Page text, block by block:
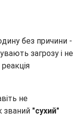
без причини -
загрозу і не
не
званий "сухий"